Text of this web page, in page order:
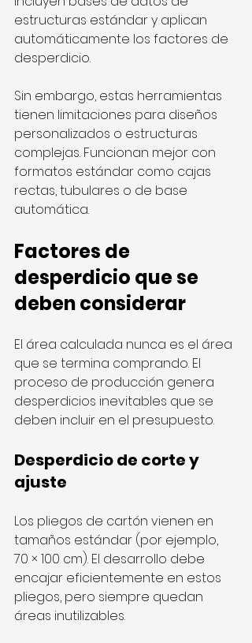
estructuras estándar y aplican
automáticamente los factores de
desperdicio.
Sin embargo, estas herramientas
tienen limitaciones para diseños
personalizados o estructuras
complejas. Funcionan mejor con
formatos estándar como cajas
rectas, tubulares o de base
automática.
Factores de
desperdicio que se
deben considerar
El área calculada nunca es el área
que se termina comprando. El
proceso de producción genera
desperdicios inevitables que se
deben incluir en el presupuesto.
Desperdicio de corte y
ajuste
Los pliegos de cartón vienen en
tamaños estándar (por ejemplo,
70 × 100 cm). El desarrollo debe
encajar eficientemente en estos
pliegos, pero siempre quedan
áreas inutilizables.